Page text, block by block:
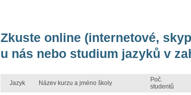
Zkuste online (internetové,
u nás nebo studium jazyků v
Jazyk Název kurzu a jméno školy
Poč.
studentů